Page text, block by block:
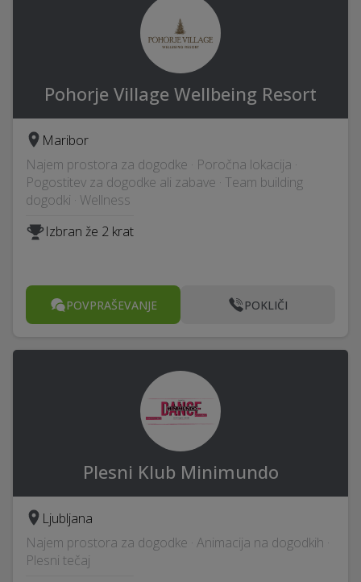
Pohorje Village Wellbeing Resort
Maribor
Najem prostora za dogodke · Poročna lokacija ·
Pogostitev za dogodke ali zabave · Team building
dogodki · Wellness
Izbran že 2 krat
POVPRAŠEVANJE POKLIČI
Plesni Klub Minimundo
Ljubljana
Najem prostora za dogodke · Animacija na dogodkih ·
Plesni tečaj